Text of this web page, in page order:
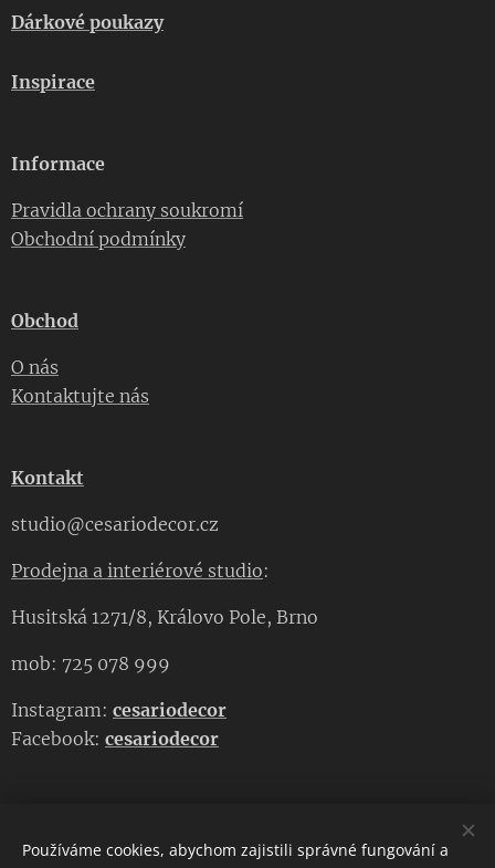
Dárkové poukazy
Inspirace
Informace
Pravidla ochrany soukromí
Obchodní podmínky
Obchod
O nás
Kontaktujte nás
Kontakt
studio@cesariodecor.cz
Prodejna a interiérové studio:
Husitská 1271/8, Královo Pole, Brno
mob: 725 078 999
Instagram: cesariodecor
Facebook: cesariodecor
CESARIO DECOR
Používáme cookies, abychom zajistili správné fungování a